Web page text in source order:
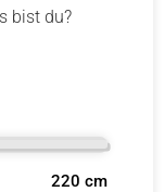
bist du?
220 cm